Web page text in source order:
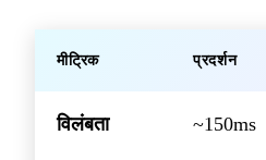
मीट्रिक प्रदर्शन
विलंबता ~150ms